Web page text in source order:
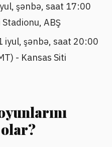
şənbə, saat 17:00
ABŞ
iyul, şənbə, saat 20:00
- Kansas Siti